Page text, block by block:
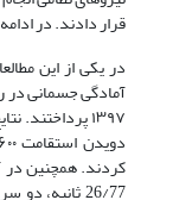
قرار دادند. در
آمادگی جسمانی در
۱۳۹۷